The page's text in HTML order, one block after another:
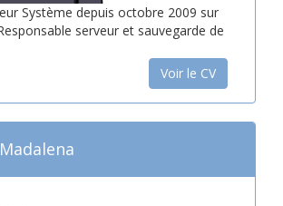
Système depuis octobre 2009 sur
serveur et sauvegarde de
Voir le CV